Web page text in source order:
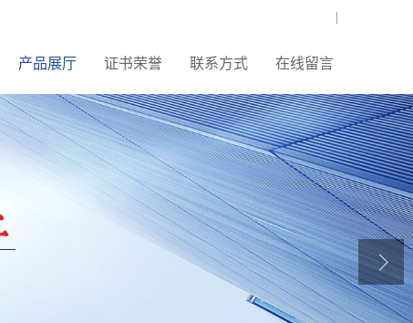
产品展厅 证书荣誉 联系方式 在线留言